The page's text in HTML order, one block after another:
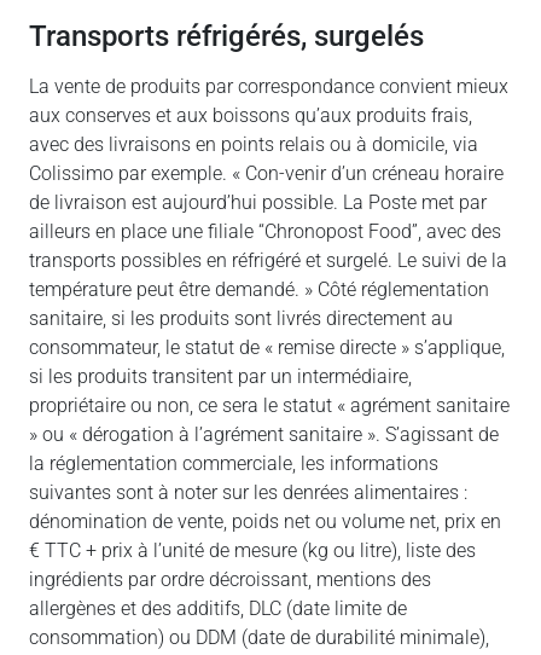
Transports réfrigérés, surgelés
La vente de produits par correspondance convient mieux
aux conserves et aux boissons qu’aux produits frais,
avec des livraisons en points relais ou à domicile, via
Colissimo par exemple. « Con-venir d’un créneau horaire
de livraison est aujourd’hui possible. La Poste met par
ailleurs en place une filiale “Chronopost Food”, avec des
transports possibles en réfrigéré et surgelé. Le suivi de la
température peut être demandé. » Côté réglementation
sanitaire, si les produits sont livrés directement au
consommateur, le statut de « remise directe » s’applique,
si les produits transitent par un intermédiaire,
propriétaire ou non, ce sera le statut « agrément sanitaire
» ou « dérogation à l’agrément sanitaire ». S’agissant de
la réglementation commerciale, les informations
suivantes sont à noter sur les denrées alimentaires :
dénomination de vente, poids net ou volume net, prix en
€ TTC + prix à l’unité de mesure (kg ou litre), liste des
ingrédients par ordre décroissant, mentions des
allergènes et des additifs, DLC (date limite de
consommation) ou DDM (date de durabilité minimale),